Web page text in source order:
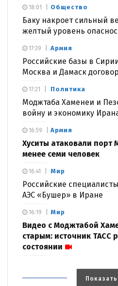
Общество
Баку накроет сильный
желтый уровень
18:01
Армия
Российские базы в
Москва и Дамаск
17:39
Политика
Моджтаба Хаменеи и
войну и экономику
17:21
Армия
Хуситы атаковали порт
менее семи человек
16:59
Мир
Российские
АЭС «Бушер» в Иране
16:41
Мир
Видео с Моджтабой
старым: источник ТАСС
состоянии
16:19